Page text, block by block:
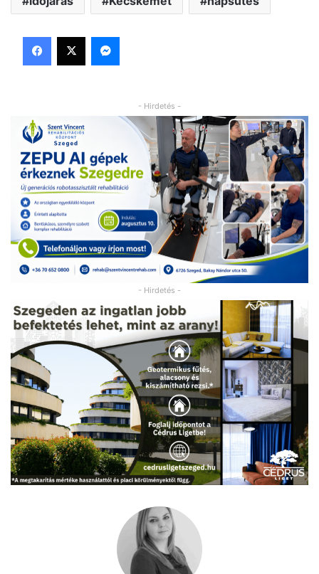
Facebook
X Messenger
- Hirdetés -
- Hirdetés -